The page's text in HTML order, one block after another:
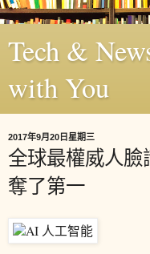
Tech &
with You
2017年9月20日星期三
全球最權威人
奪了第一